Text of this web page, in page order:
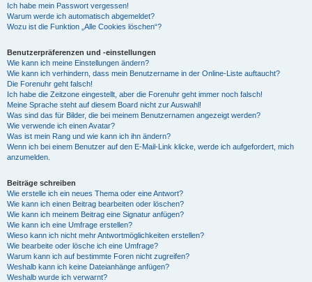
Ich habe mein Passwort vergessen!
Warum werde ich automatisch abgemeldet?
Wozu ist die Funktion „Alle Cookies löschen“?
Benutzerpräferenzen und -einstellungen
Wie kann ich meine Einstellungen ändern?
Wie kann ich verhindern, dass mein Benutzername in der Online-Liste auftaucht?
Die Forenuhr geht falsch!
Ich habe die Zeitzone eingestellt, aber die Forenuhr geht immer noch falsch!
Meine Sprache steht auf diesem Board nicht zur Auswahl!
Was sind das für Bilder, die bei meinem Benutzernamen angezeigt werden?
Wie verwende ich einen Avatar?
Was ist mein Rang und wie kann ich ihn ändern?
Wenn ich bei einem Benutzer auf den E-Mail-Link klicke, werde ich aufgefordert, mich
anzumelden.
Beiträge schreiben
Wie erstelle ich ein neues Thema oder eine Antwort?
Wie kann ich einen Beitrag bearbeiten oder löschen?
Wie kann ich meinem Beitrag eine Signatur anfügen?
Wie kann ich eine Umfrage erstellen?
Wieso kann ich nicht mehr Antwortmöglichkeiten erstellen?
Wie bearbeite oder lösche ich eine Umfrage?
Warum kann ich auf bestimmte Foren nicht zugreifen?
Weshalb kann ich keine Dateianhänge anfügen?
Weshalb wurde ich verwarnt?